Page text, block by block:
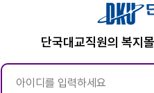
단국대교직원의 복지